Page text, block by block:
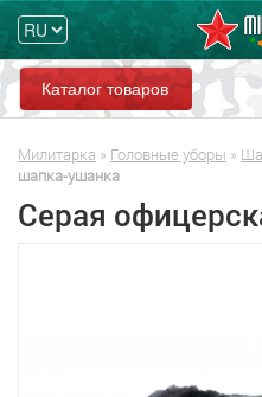
Каталог товаров
Милитарка » Головные уборы »
шапка-ушанка
Серая